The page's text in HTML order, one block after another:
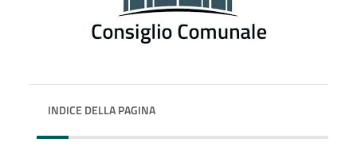
INDICE DELLA PAGINA